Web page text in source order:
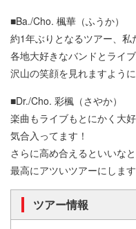
■Ba./Cho. 楓華（ふうか）
約1年ぶりとなるツアー、私
各地大好きなバンドとライ
沢山の笑顔を見れますよう
■Dr./Cho. 彩楓（さやか）
楽曲もライブもとにかく大
気合入ってます！
さらに高め合えるといいな
最高にアツいツアーにします
ツアー情報